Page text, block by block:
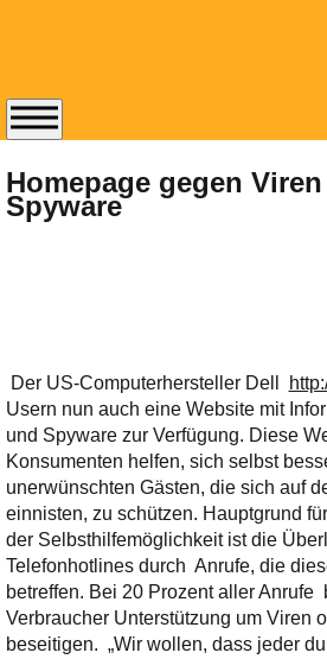
Homepage gegen
Spyware
Der US-Computerhersteller Dell
Usern nun auch eine Website mit
und Spyware zur Verfügung. Diese
Konsumenten helfen, sich selbst
unerwünschten Gästen, die sich auf
einnisten, zu schützen. Hauptgrund
der Selbsthilfemöglichkeit ist die
Telefonhotlines durch Anrufe, die
betreffen. Bei 20 Prozent aller Anrufe
Verbraucher Unterstützung um Viren
beseitigen. „Wir wollen, dass jeder
Abonnieren Sie den
14-tägig
erscheinenden
Newsletter von
bereithält!
Wie z.B. Outlook,
GMail, Thunderbird
oder auch
KuNoMail, usw.
Ihre E-Mail
Adresse:
E-Mail